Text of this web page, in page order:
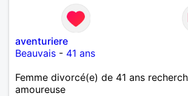
aventuriere
Beauvais - 41 ans
Femme divorcé(e) de 41 ans
amoureuse